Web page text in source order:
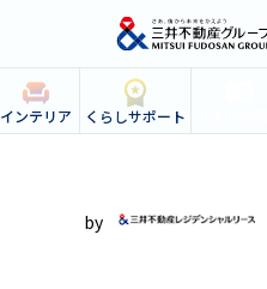
インテリア くらしサポート